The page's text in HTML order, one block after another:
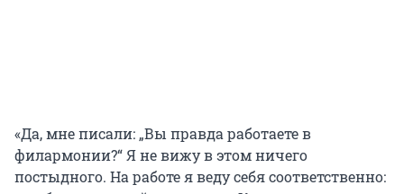
«Да, мне писали: „Вы правда работаете в
филармонии?“ Я не вижу в этом ничего
постыдного. На работе я веду себя соответственно: